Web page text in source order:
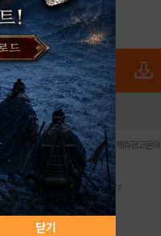
닫기
전체앱
정책 | 불법촬영물 신고센터 | 제휴광고문의
트나우 대표이사:송현두
:063-284-8635 팩스:02-6265-0377
자:2016년4월25일
| 편집인:김동욱